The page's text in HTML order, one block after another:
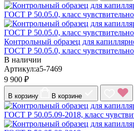
Контрольный образец для
ГОСТ Р 50.05.0, класс
В наличии
Артикул:a5-7469
9 900 ₽
В корзину В корзине